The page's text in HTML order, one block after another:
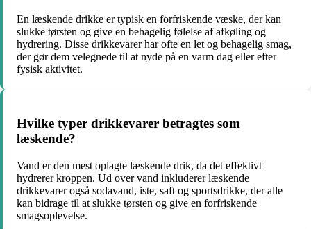
En læskende drikke er typisk en forfriskende væske, der kan
slukke tørsten og give en behagelig følelse af afkøling og
hydrering. Disse drikkevarer har ofte en let og behagelig smag,
der gør dem velegnede til at nyde på en varm dag eller efter
fysisk aktivitet.
Hvilke typer drikkevarer betragtes som
læskende?
Vand er den mest oplagte læskende drik, da det effektivt
hydrerer kroppen. Ud over vand inkluderer læskende
drikkevarer også sodavand, iste, saft og sportsdrikke, der alle
kan bidrage til at slukke tørsten og give en forfriskende
smagsoplevelse.